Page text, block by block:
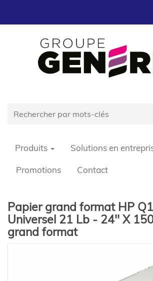
Produits Solutions en
Promotions Contact
Papier grand format HP
Universel 21 Lb - 24'' X
grand format